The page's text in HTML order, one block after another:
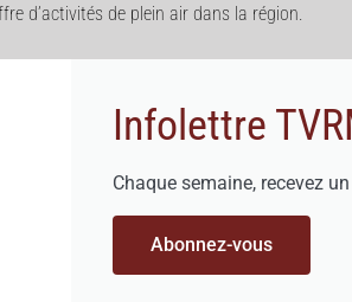
d’activités de plein air dans la région.
Infolettre
Chaque semaine, recevez
Abonnez-vous